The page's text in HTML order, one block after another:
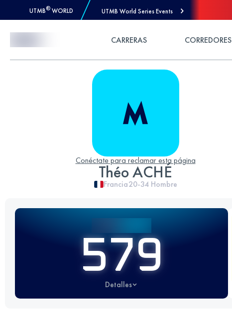
UTMB® WORLD UTMB World Series Events
CARRERAS CORREDORES
Conéctate para reclamar esta página
Théo ACHÉ
Francia20-34 Hombre
579
Detalles